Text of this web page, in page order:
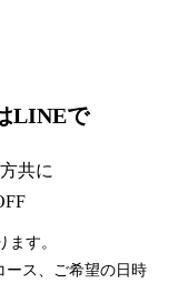
LINEで
共に
す。
ース、ご希望の日時